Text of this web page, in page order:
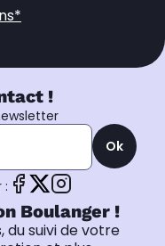
!
Ok
:
Boulanger !
du suivi de votre